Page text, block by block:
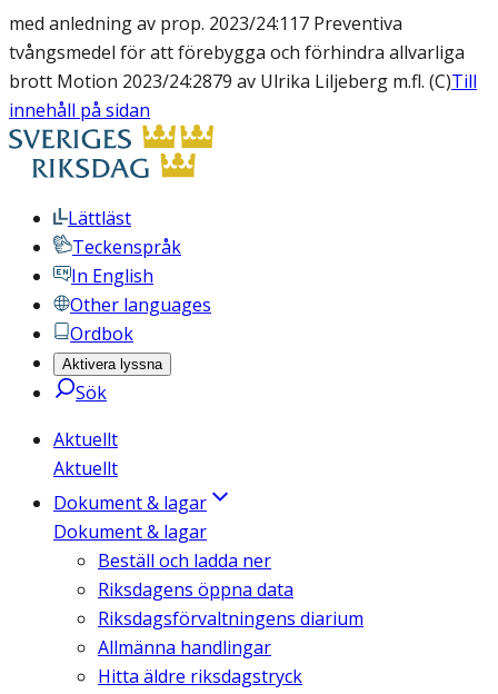
med anledning av prop. 2023/24:117 Preventiva
tvångsmedel för att förebygga och förhindra allvarliga
brott Motion 2023/24:2879 av Ulrika Liljeberg m.fl. (C)Till
innehåll på sidan
Lättläst
Teckenspråk
In English
Other languages
Ordbok
Aktivera lyssna
Sök
Aktuellt
Aktuellt
Dokument & lagar
Dokument & lagar
Beställ och ladda ner
Riksdagens öppna data
Riksdagsförvaltningens diarium
Allmänna handlingar
Hitta äldre riksdagstryck